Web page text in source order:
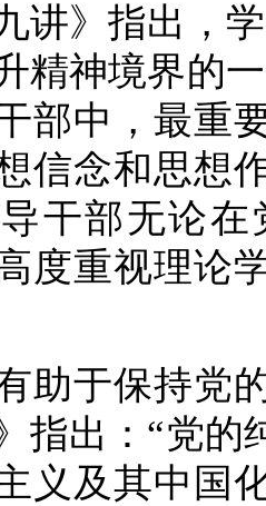
讲》指出，
精神境界的
部中，最重
信念和思想
干部无论
度重视理论
于保持党的
指出：“党的
义及其中国